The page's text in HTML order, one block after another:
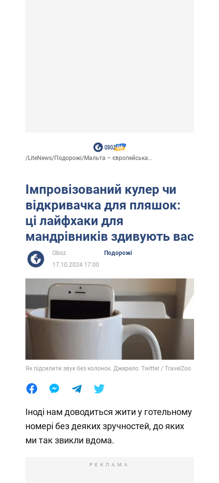
/LiteNews/Подорожі/Мальта – європейська...
Імпровізований кулер чи
відкривачка для пляшок:
ці лайфхаки для
мандрівників здивують вас
Oboz
Подорожі
17.10.2024 17:00
Як підсилити звук без колонок. Джерело: Twitter / TravelZoo
Іноді нам доводиться жити у готельному
номері без деяких зручностей, до яких
ми так звикли вдома.
РЕКЛАМА